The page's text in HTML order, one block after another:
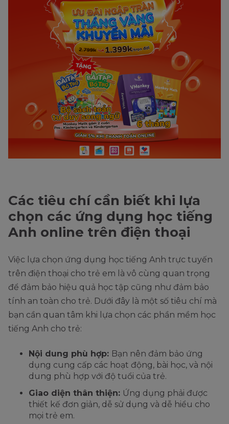
Các tiêu chí cần biết khi lựa
chọn các ứng dụng học tiếng
Anh online trên điện thoại
Việc lựa chọn ứng dụng học tiếng Anh trực tuyến
trên điện thoại cho trẻ em là vô cùng quan trọng
để đảm bảo hiệu quả học tập cũng như đảm bảo
tính an toàn cho trẻ. Dưới đây là một số tiêu chí mà
bạn cần quan tâm khi lựa chọn các phần mềm học
tiếng Anh cho trẻ:
Nội dung phù hợp: Bạn nên đảm bảo ứng
dụng cung cấp các hoạt động, bài học, và nội
dung phù hợp với độ tuổi của trẻ.
Giao diện thân thiện: Ứng dụng phải được
thiết kế đơn giản, dễ sử dụng và dễ hiểu cho
mọi trẻ em.